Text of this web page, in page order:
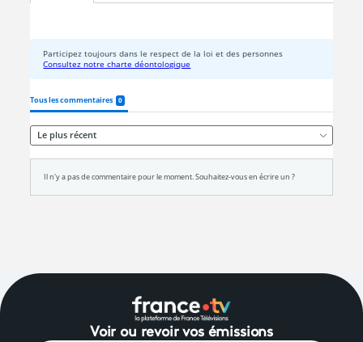
Voir ou revoir vos émissions